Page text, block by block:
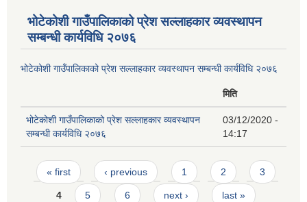
भोटेकोशी गाउँपालिकाको प्रेश सल्लाहकार व्यवस्थापन
सम्बन्धी कार्यविधि २०७६
भोटेकोशी गाउँपालिकाको प्रेश सल्लाहकार व्यवस्थापन सम्बन्धी कार्यविधि २०७६
मिति
भोटेकोशी गाउँपालिकाको प्रेश सल्लाहकार व्यवस्थापन
सम्बन्धी कार्यविधि २०७६
03/12/2020 -
14:17
Pages
« first ‹ previous 1 2 3
4 5 6 next › last »